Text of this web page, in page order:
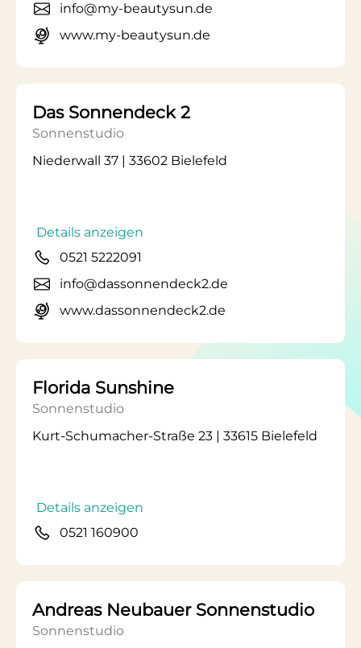
info@my-beautysun.de
www.my-beautysun.de
Das Sonnendeck 2
Sonnenstudio
Niederwall 37 | 33602 Bielefeld
Details anzeigen
0521 5222091
info@dassonnendeck2.de
www.dassonnendeck2.de
Florida Sunshine
Sonnenstudio
Kurt-Schumacher-Straße 23 | 33615 Bielefeld
Details anzeigen
0521 160900
Andreas Neubauer Sonnenstudio
Sonnenstudio